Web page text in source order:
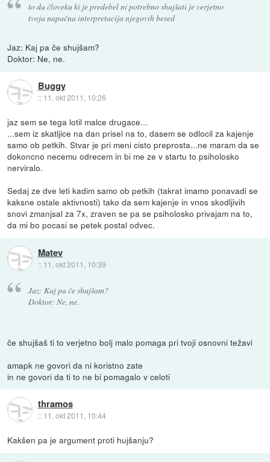
to da človeku ki je predebel ni potrebno shujšati je verjetno
tvoja napačna interpretacija njegovih besed
Jaz: Kaj pa če shujšam?
Doktor: Ne, ne.
Buggy
:: 11. okt 2011, 10:26
jaz sem se tega lotil malce drugace...
...sem iz skatljice na dan prisel na to, dasem se odlocil za kajenje
samo ob petkih. Stvar je pri meni cisto preprosta...ne maram da se
dokoncno necemu odrecem in bi me ze v startu to psiholosko
nerviralo.
Sedaj ze dve leti kadim samo ob petkih (takrat imamo ponavadi se
kaksne ostale aktivnosti) tako da sem kajenje in vnos skodljivih
snovi zmanjsal za 7x, zraven se pa se psiholosko privajam na to,
da mi bo pocasi se petek postal odvec.
Matev
:: 11. okt 2011, 10:39
Jaz: Kaj pa če shujšam?
Doktor: Ne, ne.
če shujšaš ti to verjetno bolj malo pomaga pri tvoji osnovni težavi
amapk ne govori da ni koristno zate
in ne govori da ti to ne bi pomagalo v celoti
thramos
:: 11. okt 2011, 10:44
Kakšen pa je argument proti hujšanju?